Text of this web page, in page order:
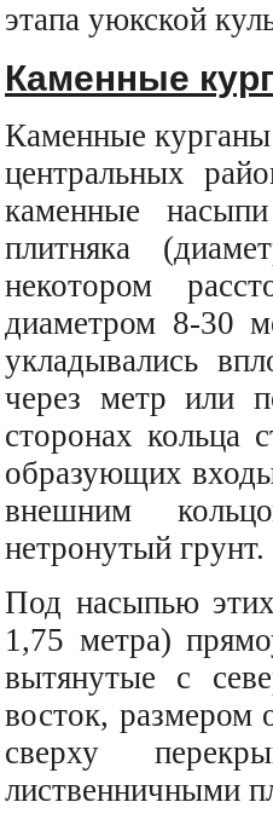
этапа уюкской
Каменные
Каменные
центральных
каменные
плитняка
некотором
диаметром 8-30
укладывались
через метр или
сторонах кольца
образующих
внешним
нетронутый грунт.
Под насыпью
1,75 метра)
вытянутые с
восток,
сверху
лиственничными